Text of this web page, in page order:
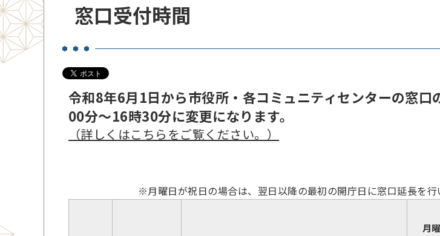
窓口受付時間
令和8年6月1日から市役所・各コミュニティセンターの窓口
00分～16時30分に変更になります。
（詳しくはこちらをご覧ください。）
※月曜日が祝日の場合は、翌日以降の最初の開庁日に窓口延長を行
月